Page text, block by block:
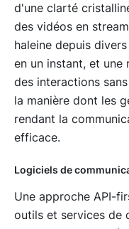
d'une clarté
des vidéos en
haleine depuis
en un instant, et une
des interactions
la manière dont les
rendant la
efficace.
Logiciels de
Une approche API-
outils et services de